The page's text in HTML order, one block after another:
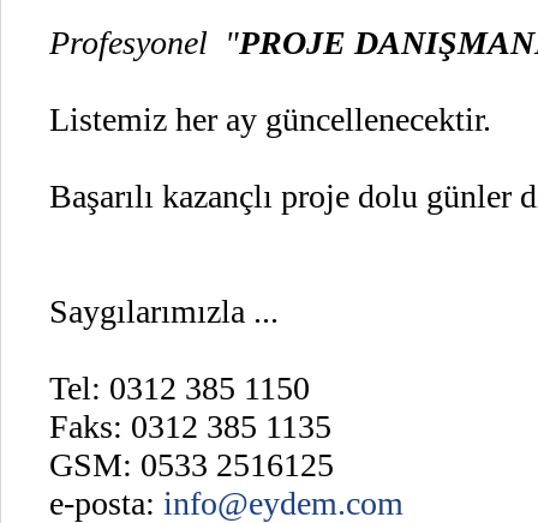
Profesyonel "PROJE
Listemiz her ay güncellenecektir.
Başarılı kazançlı proje dolu günler
Saygılarımızla ...
Tel: 0312 385 1150
Faks: 0312 385 1135
GSM: 0533 2516125
e-posta: info@eydem.com